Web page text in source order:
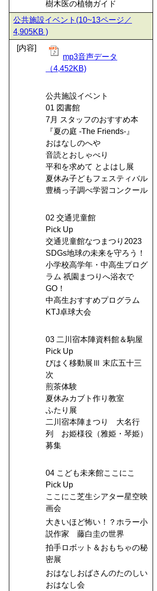
樹木医の植物ガイド
公共施設イベント(10~13ページ／
4,905KB )
[内容]
mp3音声データ
（4,452KB)
公共施設イベント
01 図書館
7月 スタッフのおすすめ本
『夏の庭 -The Friends-』
おはなしのへや
音読とおしゃべり
平和を求めて とよはし展
夏休み子どもフェスティバル
豊橋っ子調べ学習コンクール
02 交通児童館
Pick Up
交通児童館なつまつり2023
SDGs地球の未来を守ろう！
小学校高学年・中高生プログ
ラム 祇園まつりへ浴衣で
GO！
中高生おすすめプログラム
KTJ卓球大会
03 二川宿本陣資料館＆駒屋
Pick Up
びはく移動展Ⅲ 末広五十三
次
煎茶体験
夏休みカブト作り教室
ふたり展
二川宿本陣まつり 大名行
列 お姫様役（雅姫・琴姫）
募集
04 こども未来館ここにこ
Pick Up
ここにこ芝生シアター星空映
画会
大きいほど怖い！？ホラー小
説作家 藤白圭の世界
拍手ロボット＆おもちゃの秘
密展
おはなしおばさんのたのしい
おはなし会